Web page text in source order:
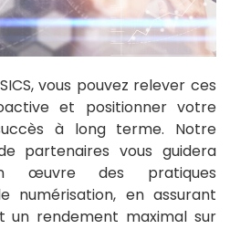
vous pouvez relever ces
et positionner votre
à long terme. Notre
partenaires vous guidera
des pratiques
numérisation, en assurant
un rendement maximal sur